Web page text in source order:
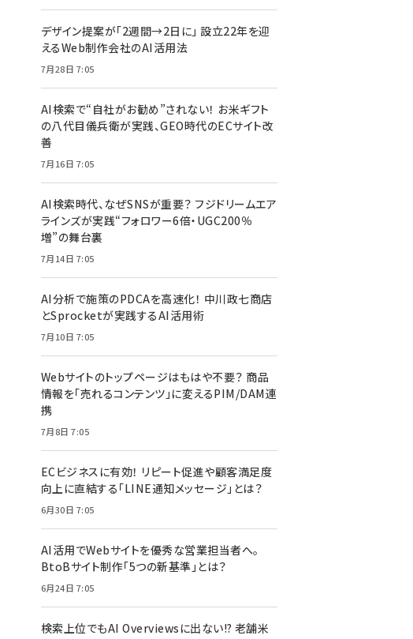
デザイン提案が「2週間→2日に」 設立22年を迎
えるWeb制作会社のAI活用法
7月28日 7:05
AI検索で“自社がお勧め”されない！ お米ギフト
の八代目儀兵衛が実践、GEO時代のECサイト改
善
7月16日 7:05
AI検索時代、なぜSNSが重要？ フジドリームエア
ラインズが実践“フォロワー6倍・UGC200％
増”の舞台裏
7月14日 7:05
AI分析で施策のPDCAを高速化！ 中川政七商店
とSprocketが実践するAI活用術
7月10日 7:05
Webサイトのトップページはもはや不要？ 商品
情報を「売れるコンテンツ」に変えるPIM/DAM連
携
7月8日 7:05
ECビジネスに有効！ リピート促進や顧客満足度
向上に直結する「LINE通知メッセージ」とは？
6月30日 7:05
AI活用でWebサイトを優秀な営業担当者へ。
BtoBサイト制作「5つの新基準」とは？
6月24日 7:05
検索上位でもAI Overviewsに出ない!? 老舗米